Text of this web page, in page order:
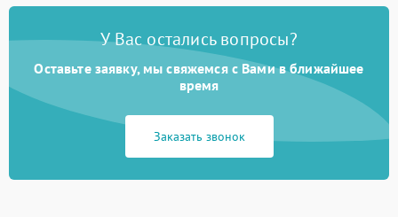
Постоянные сбои в работе 1500 ₽ Подробнее →
У Вас остались вопросы?
Оставьте заявку, мы свяжемся с Вами в ближайшее
время
Заказать звонок